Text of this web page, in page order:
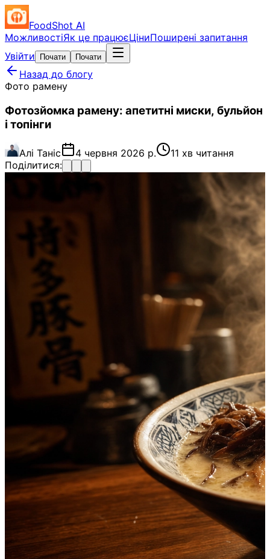
FoodShot AI
МожливостіЯк це працюєЦіниПоширені запитання
Увійти
Почати Почати
Назад до блогу
Фото рамену
Фотозйомка рамену: апетитні миски, бульйон
і топінги
Алі Таніс 4 червня 2026 р.
11 хв читання
Поділитися: